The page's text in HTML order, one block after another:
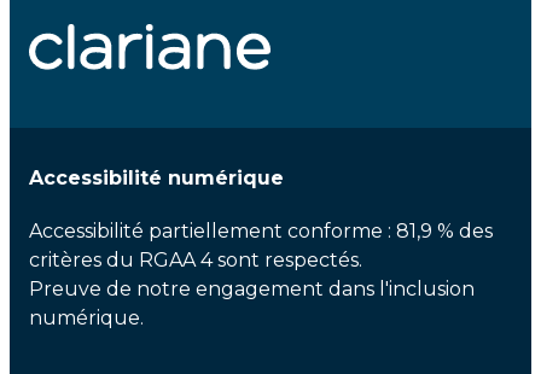
Accessibilité numérique
Accessibilité partiellement conforme : 81,9 % des
critères du RGAA 4 sont respectés.
Preuve de notre engagement dans l'inclusion
numérique.